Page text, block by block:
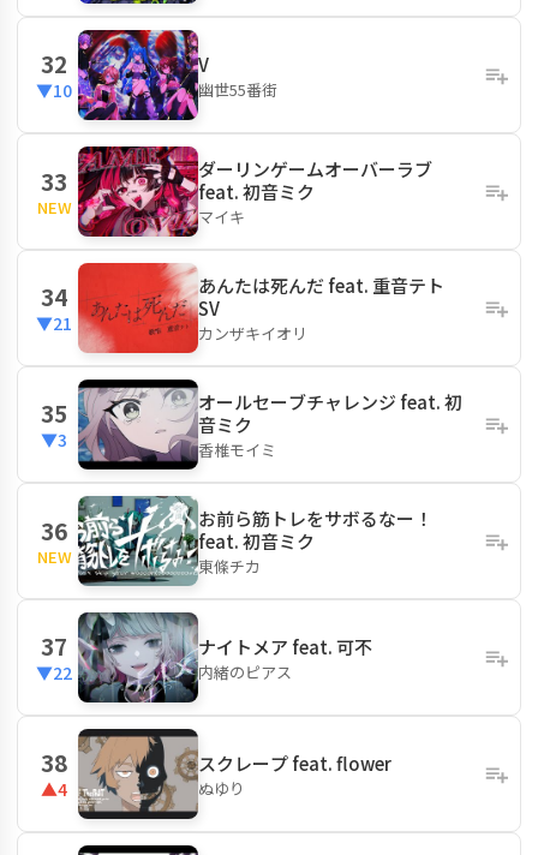
32
▼10
V
幽世55番街
33
NEW
ダーリンゲームオーバーラブ
feat. 初音ミク
マイキ
34
▼21
あんたは死んだ feat. 重音テト
SV
カンザキイオリ
35
▼3
オールセーブチャレンジ feat. 初
音ミク
香椎モイミ
36
NEW
お前ら筋トレをサボるなー！
feat. 初音ミク
東條チカ
37
▼22
ナイトメア feat. 可不
内緒のピアス
38
▲4
スクレープ feat. flower
ぬゆり